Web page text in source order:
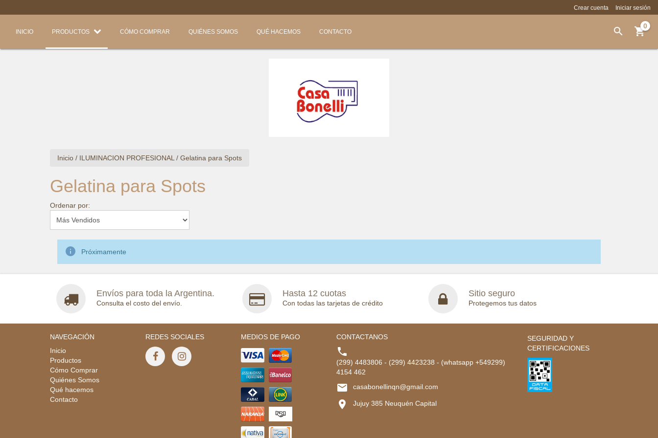

Crear cuenta Iniciar sesión
INICIO PRODUCTOS CÓMO COMPRAR QUIÉNES SOMOS QUÉ HACEMOS CONTACTO 0

Inicio / ILUMINACION PROFESIONAL / Gelatina para Spots
Gelatina para Spots
Ordenar por:
 Próximamente
Envíos para toda la Argentina.
Consulta el costo del envío.
Hasta 12 cuotas
Con todas las tarjetas de crédito
Sitio seguro
Protegemos tus datos
NAVEGACIÓN
Inicio
Productos
Cómo Comprar
Quiénes Somos
Qué hacemos
Contacto
REDES SOCIALES MEDIOS DE PAGO CONTACTANOS

(299) 4483806 - (299) 4423238 - (whatsapp +549299)
4154 462
 casabonellinqn@gmail.com
 Jujuy 385 Neuquén Capital
SEGURIDAD Y
CERTIFICACIONES